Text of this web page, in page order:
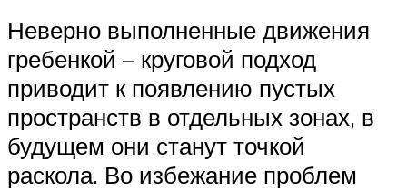
Неверно выполненные движения
гребенкой – круговой подход
приводит к появлению пустых
пространств в отдельных зонах, в
будущем они станут точкой
раскола. Во избежание проблем